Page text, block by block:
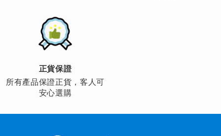
正貨保證
所有產品保證正貨，客人可
安心選購